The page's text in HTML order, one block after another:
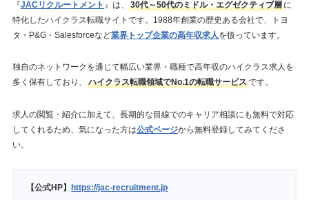
『JACリクルートメント 』は、 30代～50代のミドル・エグゼクティブ層 に
特化したハイクラス転職サイトです。1988年創業の歴史ある会社で、トヨ
タ・P&G・Salesforceなど業界トップ企業の高年収求人 を扱っています。
独自のネットワークを通じて幅広い業界・職種で高年収のハイクラス求人を
多く保有しており、
ハイクラス転職領域でNo.1の転職サービスです。
求人の閲覧・紹介に加えて、長期的な目線でのキャリア相談にも無料で対応
してくれるため、気になった方は公式ページから無料登録してみてくださ
い。
【公式HP】https://jac-recruitment.jp